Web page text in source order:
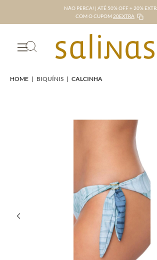
NÃO PERCA! | ATÉ 50% OFF + 20%
COM O CUPOM 20EXTRA
HOME | BIQUÍNIS | CALCINHA